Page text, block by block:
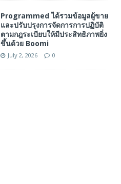
Programmed ได้รวมข้อมูลผู้ขาย
และปรับปรุงการจัดการการปฏิบัติ
ตามกฎระเบียบให้มีประสิทธิภาพยิ่ง
ขึ้นด้วย Boomi
July 2, 2026 0